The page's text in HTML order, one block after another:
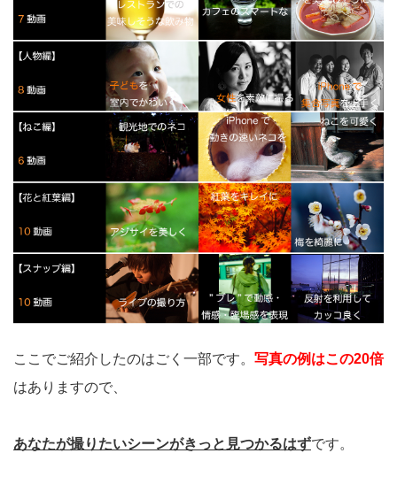
ここでご紹介したのはごく一部です。 写真の例はこの20倍
はありますので、
あなたが撮りたいシーンがきっと見つかるはずです。